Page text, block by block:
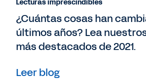
Lecturas imprescindibles
¿Cuántas cosas han
últimos años? Lea
más destacados de 2021.
Leer blog